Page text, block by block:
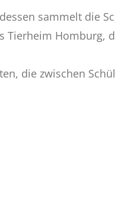
sammelt die
Tierheim Homburg,
die zwischen